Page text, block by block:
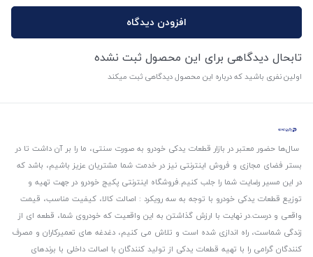
افزودن دیدگاه
تابحال دیدگاهی برای این محصول ثبت نشده
اولین نفری باشید که درباره این محصول دیدگاهی ثبت میکند
سال‌ها حضور معتبر در بازار قطعات یدکی خودرو به صورت سنتی، ما را بر آن داشت تا در
بستر فضای مجازی و فروش اینترنتی نیز در خدمت شما مشتریان عزیز باشیم، باشد که
در این مسیر رضایت شما را جلب کنیم.فروشگاه اینترنتی پکیج خودرو در جهت تهیه و
توزیع قطعات یدکی خودرو با توجه به سه رویکرد : اصالت کالا، کیفیت مناسب، قیمت
واقعی و درست.در نهایت با ارزش گذاشتن به این واقعیت که خودروی شما، قطعه ای از
زندگی شماست، راه اندازی شده است و تلاش می کنیم، دغدغه های تعمیرکاران و مصرف
کنندگان گرامی را با تهیه قطعات یدکی از تولید کنندگان با اصالت داخلی با برندهای